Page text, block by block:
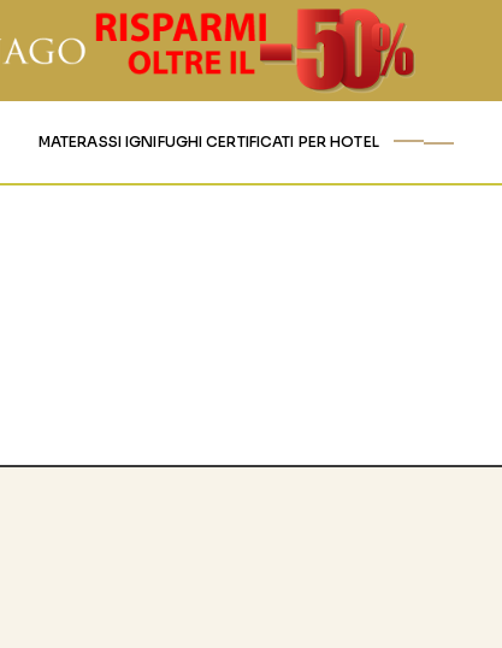
MATERASSI IGNIFUGHI CERTIFICATI PER HOTEL